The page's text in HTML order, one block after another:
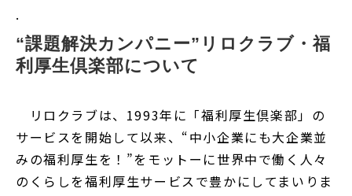
.
“課題解決カンパニー”リロクラブ・福
利厚生倶楽部について
リロクラブは、1993年に「福利厚生倶楽部」の
サービスを開始して以来、“中小企業にも大企業並
みの福利厚生を！”をモットーに世界中で働く人々
のくらしを福利厚生サービスで豊かにしてまいりま